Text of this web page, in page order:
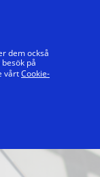
dem också
på
vårtCookie-